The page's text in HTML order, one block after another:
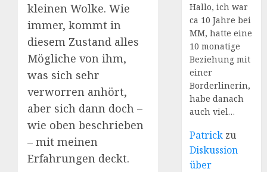
kleinen Wolke. Wie
immer, kommt in
diesem Zustand alles
Mögliche von ihm,
was sich sehr
verworren anhört,
aber sich dann doch –
wie oben beschrieben
– mit meinen
Erfahrungen deckt.
Hallo, ich war
ca 10 Jahre bei
MM, hatte eine
10 monatige
Beziehung mit
einer
Borderlinerin,
habe danach
auch viel…
Patrick zu
Diskussion
über